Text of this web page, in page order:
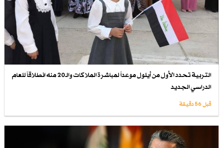
التربية تحدد الأول من أيلول موعداً لمباشرة الملاكات والـ20 منه انطلاقاً للعام
الدراسي الجديد
قبل 56 دقيقة